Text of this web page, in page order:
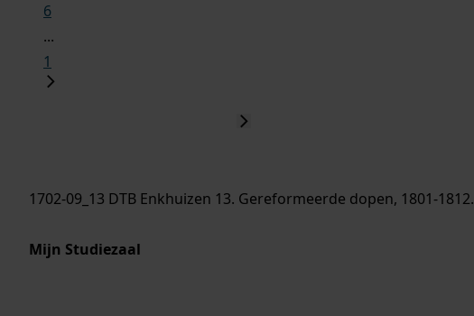
6
...
1
1702-09_13 DTB Enkhuizen 13. Gereformeerde dopen, 1801-1812.
Mijn Studiezaal